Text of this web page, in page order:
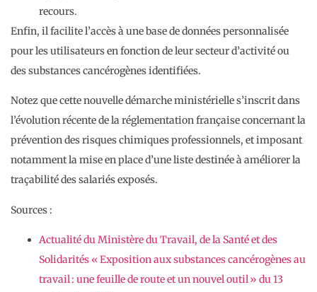
recours.
Enfin, il facilite l’accès à une base de données personnalisée
pour les utilisateurs en fonction de leur secteur d’activité ou
des substances cancérogènes identifiées.
Notez que cette nouvelle démarche ministérielle s’inscrit dans
l’évolution récente de la réglementation française concernant la
prévention des risques chimiques professionnels, et imposant
notamment la mise en place d’une liste destinée à améliorer la
traçabilité des salariés exposés.
Sources :
Actualité du Ministère du Travail, de la Santé et des
Solidarités « Exposition aux substances cancérogènes au
travail : une feuille de route et un nouvel outil » du 13